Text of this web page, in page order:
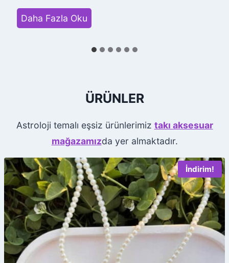
Daha Fazla Oku
m
H
r
k
e
s
n
D
o
ÜRÜNLER
Astroloji temalı eşsiz ürünlerimiz takı aksesuar
mağazamızda yer almaktadır.
İndirim!